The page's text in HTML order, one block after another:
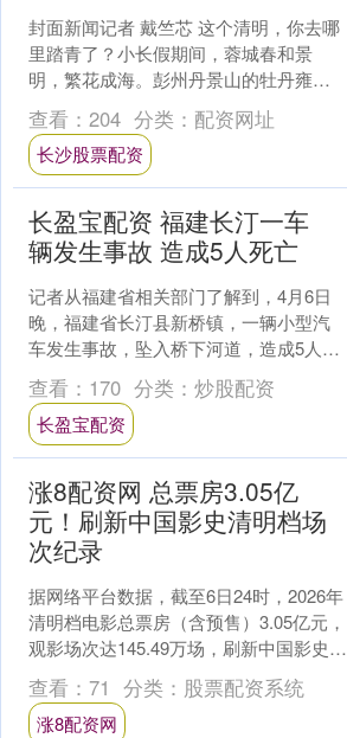
封面新闻记者 戴竺芯 这个清明，你去哪
里踏青了？小长假期间，蓉城春和景
明，繁花成海。彭州丹景山的牡丹雍容
绽放，植物园的杜鹃簇拥成团，抚琴小
巷的紫藤萝瀑布倾泻而下....
查看： 204 分类： 配资网址
长沙股票配资
长盈宝配资 福建长汀一车
辆发生事故 造成5人死亡
记者从福建省相关部门了解到，4月6日
晚，福建省长汀县新桥镇，一辆小型汽
车发生事故，坠入桥下河道，造成5人死
亡。（总台记者 陈庚 吴燕敏）....
查看： 170 分类： 炒股配资
长盈宝配资
涨8配资网 总票房3.05亿
元！刷新中国影史清明档场
次纪录
据网络平台数据，截至6日24时，2026年
清明档电影总票房（含预售）3.05亿元，
观影场次达145.49万场，刷新中国影史清
明档场次纪录。 不同题材影片同步发
力....
查看： 71 分类： 股票配资系统
涨8配资网